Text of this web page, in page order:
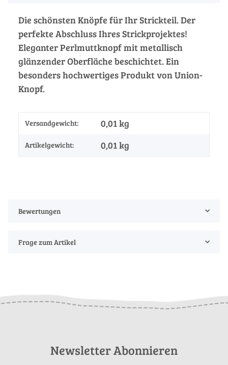
Die schönsten Knöpfe für Ihr Strickteil. Der
perfekte Abschluss Ihres Strickprojektes!
Eleganter Perlmuttknopf mit metallisch
glänzender Oberfläche beschichtet. Ein
besonders hochwertiges Produkt von Union-
Knopf.
Versandgewicht: 0,01 kg
Artikelgewicht: 0,01kg
Bewertungen
Frage zum Artikel
Newsletter Abonnieren